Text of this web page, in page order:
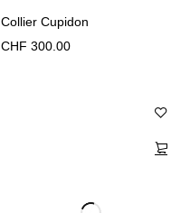
Collier Cupidon
CHF 300.00